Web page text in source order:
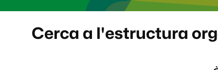
o
t
Cerca a l'estructura